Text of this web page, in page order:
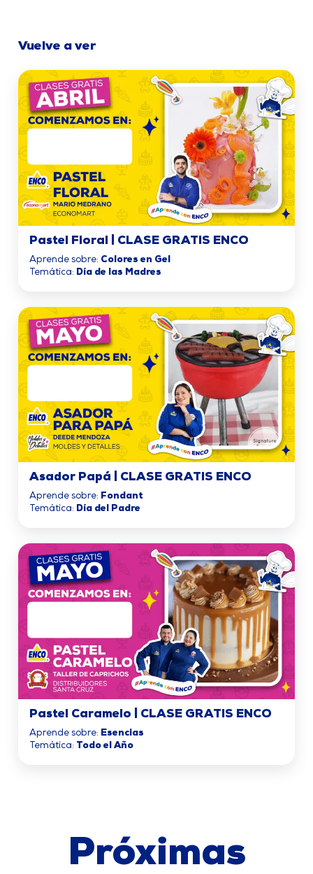
Vuelve a ver
Pastel Floral | CLASE GRATIS ENCO
Aprende sobre: Colores en Gel
Temática: Día de las Madres
Asador Papá | CLASE GRATIS ENCO
Aprende sobre: Fondant
Temática: Día del Padre
Pastel Caramelo | CLASE GRATIS ENCO
Aprende sobre: Esencias
Temática: Todo el Año
Próximas